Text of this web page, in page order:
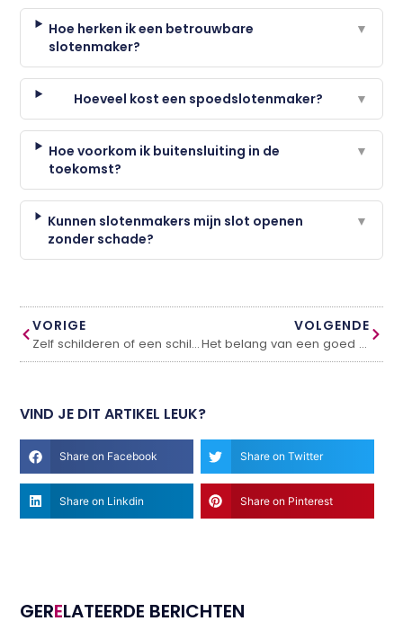
Hoe herken ik een betrouwbare
slotenmaker?
▼
Hoeveel kost een spoedslotenmaker? ▼
Hoe voorkom ik buitensluiting in de
toekomst?
▼
Kunnen slotenmakers mijn slot openen
zonder schade?
▼
VORIGE
Zelf schilderen of een schildersbedrijf inhuren?
VOLGENDE
Het belang van een goed dekbed voor een perfecte nachtrust
VIND JE DIT ARTIKEL LEUK?
Share on Facebook Share on Twitter
Share on Linkdin Share on Pinterest
GERELATEERDE BERICHTEN